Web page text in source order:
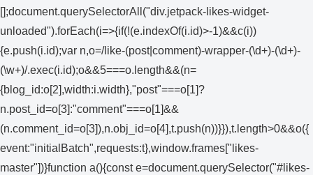
[];document.querySelectorAll("div.jetpack-likes-widget-
unloaded").forEach(i=>{if(!(e.indexOf(i.id)>-1)&&c(i))
{e.push(i.id);var n,o=/like-(post|comment)-wrapper-(\d+)-(\d+)-
(\w+)/.exec(i.id);o&&5===o.length&&(n=
{blog_id:o[2],width:i.width},"post"===o[1]?
n.post_id=o[3]:"comment"===o[1]&&
(n.comment_id=o[3]),n.obj_id=o[4],t.push(n))}}),t.length>0&&o({
event:"initialBatch",requests:t},window.frames["likes-
master"])}function a(){const e=document.querySelector("#likes-